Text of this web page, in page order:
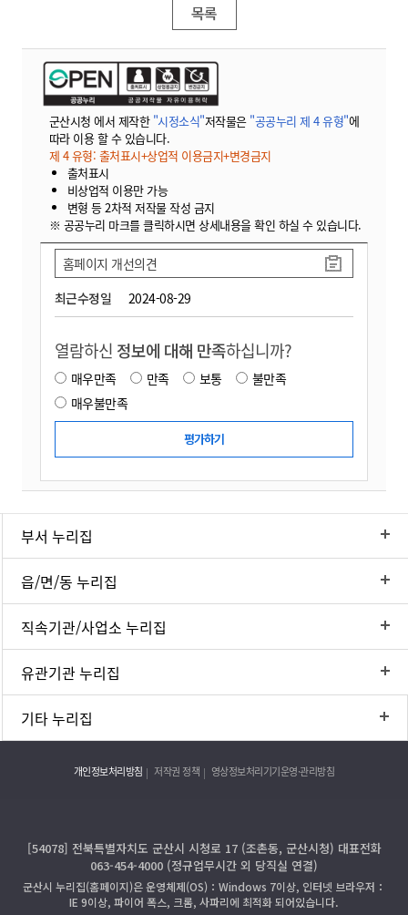
목록
군산시청 에서 제작한 "시정소식"저작물은 "공공누리 제 4 유형"에
따라 이용 할 수 있습니다.
제 4 유형: 출처표시+상업적 이용금지+변경금지
출처표시
비상업적 이용만 가능
변형 등 2차적 저작물 작성 금지
※ 공공누리 마크를 클릭하시면 상세내용을 확인 하실 수 있습니다.
최근수정일 2024-08-29
홈페이지 개선의견
열람하신 정보에 대해 만족하십니까?
매우만족 만족 보통
불만족
매우불만족
부서 누리집
읍/면/동 누리집
직속기관/사업소 누리집
유관기관 누리집
기타 누리집
개인정보처리방침 저작권 정책 영상정보처리기기운영·관리방침
[54078] 전북특별자치도 군산시 시청로 17 (조촌동, 군산시청) 대표전화
063-454-4000 (정규업무시간 외 당직실 연결)
군산시 누리집(홈페이지)은 운영체제(OS)：Windows 7이상, 인터넷 브라우저：
IE 9이상, 파이어 폭스, 크롬, 사파리에 최적화 되어있습니다.